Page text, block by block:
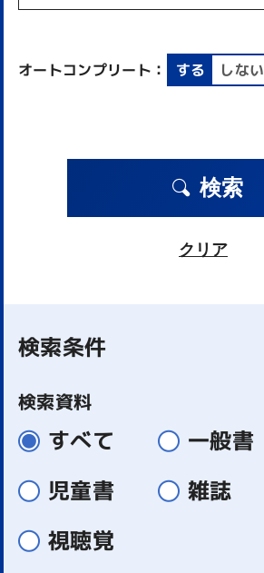
オートコンプリート： する しない
検索
クリア
検索条件
検索資料
すべて
一般書
児童書
雑誌
視聴覚